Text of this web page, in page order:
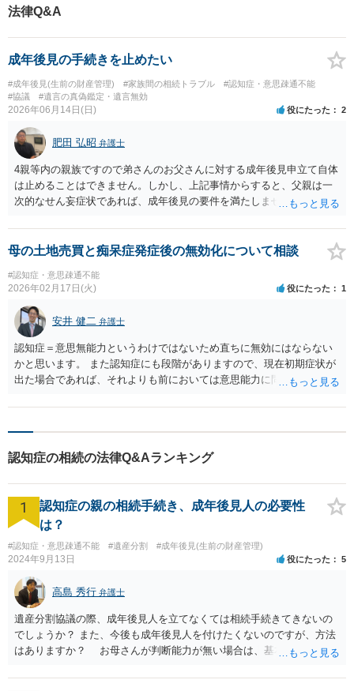
法律Q&A
成年後見の手続きを止めたい
#成年後見(生前の財産管理) #家族間の相続トラブル
#認知症・意思疎通不能
#協議
#遺言の真偽鑑定・遺言無効
2026年06月14日(日) 役にたった 2
肥田 弘昭 弁護士
4親等内の親族ですので弟さんのお父さんに対する成年後見申立て自体
は止めることはできません。しかし、上記事情からすると、父親は一
次的なせん妄症状であれば、成年後見の要件を満たしません。そこ
を聞かれます）。②医師に父親の精神状態を診断してもらい認知症等
の情況でないことを証明して貰いそれを証拠として裁判所に提出する
母の土地売買と痴呆症発症後の無効化について相談
#認知症・意思疎通不能
2026年02月17日(火) 役にたった 1
安井 健二 弁護士
認知症＝意思無能力というわけではないため直ちに無効にはならない
かと思います。 また認知症にも段階がありますので、現在初期症状が
出た場合であれば、それよりも前においては意思能力に問題はないと
たのが最近であっても認知症としての症状が以前から顕著に出ていた
認知症の相続の法律Q&Aランキング
1
認知症の親の相続手続き、成年後見人の必要性
は？
#認知症・意思疎通不能 #遺産分割 #成年後見(生前の財産管理)
2024年9月13日 役にたった 5
高島 秀行 弁護士
遺産分割協議の際、成年後見人を立てなくては相続手続きてきないの
でしょうか？ また、今後も成年後見人を付けたくないのですが、方法
はありますか？ お母さんが判断能力が無い場合は、基本的に成年後
立て、お母さんに特別代理人をつけるという方法も考えられますが、